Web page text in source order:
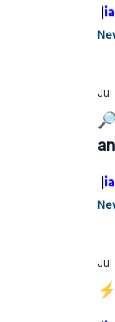
Jul
Jul